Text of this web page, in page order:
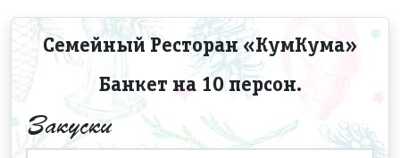
Семейный Ресторан «КумКума»
Банкет на 10 персон.
Закуски